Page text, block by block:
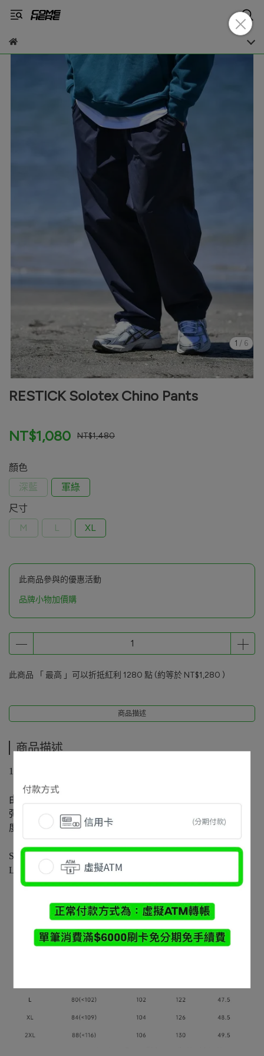
1 / 6
RESTICK Solotex Chino Pants
NT$1,080 NT$1,480
顏色
深藍
軍綠
尺寸
M
L XL
此商品參與的優惠活動
品牌小物加價購
此商品 「 最高 」可以折抵紅利 1280 點 (約等於 NT$1,280 )
商品描述
商品描述
100%Solotex®
由日本TEIJIN帝人公司供給GOLDWIN JAPAN的面料，如
彈簧般柔韌螺旋分子，擁有更佳延展性，細斜紋理與蓬鬆
度。
S(26-29W) M(28-31W)
L(29-33W) XL(31-36W) 2XL(34-40W)